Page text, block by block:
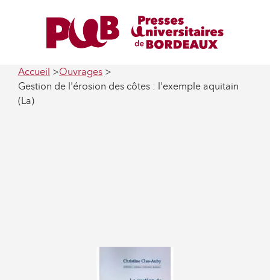
Accueil
Ouvrages
Gestion de l'érosion des côtes : l'exemple aquitain
(La)